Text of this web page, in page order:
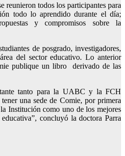
reunieron todos los participantes para
todo lo aprendido durante el día;
y compromisos sobre la
de posgrado, investigadores,
del sector educativo. Lo anterior
publique un libro derivado de las
tanto para la UABC y la FCH
una sede de Comie, por primera
Institución como uno de los mejores
concluyó la doctora Parra